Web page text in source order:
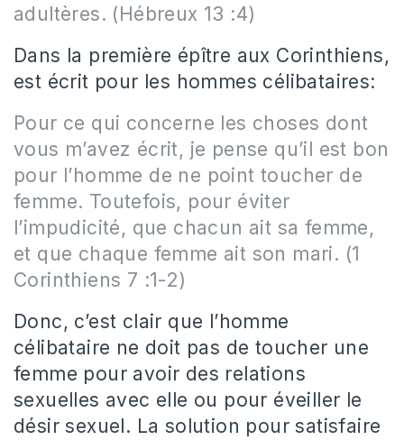
adultères. (Hébreux 13 :4)
Dans la première épître aux Corinthiens,
est écrit pour les hommes célibataires:
Pour ce qui concerne les choses dont
vous m’avez écrit, je pense qu’il est bon
pour l’homme de ne point toucher de
femme. Toutefois, pour éviter
l’impudicité, que chacun ait sa femme,
et que chaque femme ait son mari. (1
Corinthiens 7 :1-2)
Donc, c’est clair que l’homme
célibataire ne doit pas de toucher une
femme pour avoir des relations
sexuelles avec elle ou pour éveiller le
désir sexuel. La solution pour satisfaire